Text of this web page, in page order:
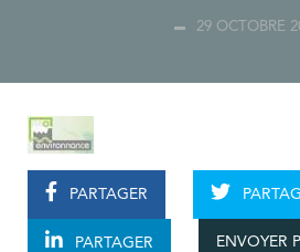
29 OCTOBRE
PARTAGER
PARTAGER ENVOYER